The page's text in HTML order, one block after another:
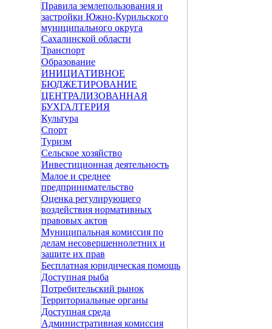
Правила землепользования и
застройки Южно-Курильского
муниципального округа
Сахалинской области
Транспорт
Образование
ИНИЦИАТИВНОЕ
БЮДЖЕТИРОВАНИЕ
ЦЕНТРАЛИЗОВАННАЯ
БУХГАЛТЕРИЯ
Культура
Спорт
Туризм
Сельское хозяйство
Инвестиционная деятельность
Малое и среднее
предпринимательство
Оценка регулирующего
воздействия нормативных
правовых актов
Муниципальная комиссия по
делам несовершеннолетних и
защите их прав
Бесплатная юридическая помощь
Доступная рыба
Потребительский рынок
Территориальные органы
Доступная среда
Административная комиссия